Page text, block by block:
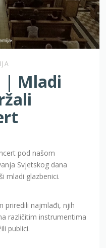
| Mladi
pod našom
Svjetskog dana
mladi glazbenici.
priredili najmlađi, njih
različitim instrumentima
publici.